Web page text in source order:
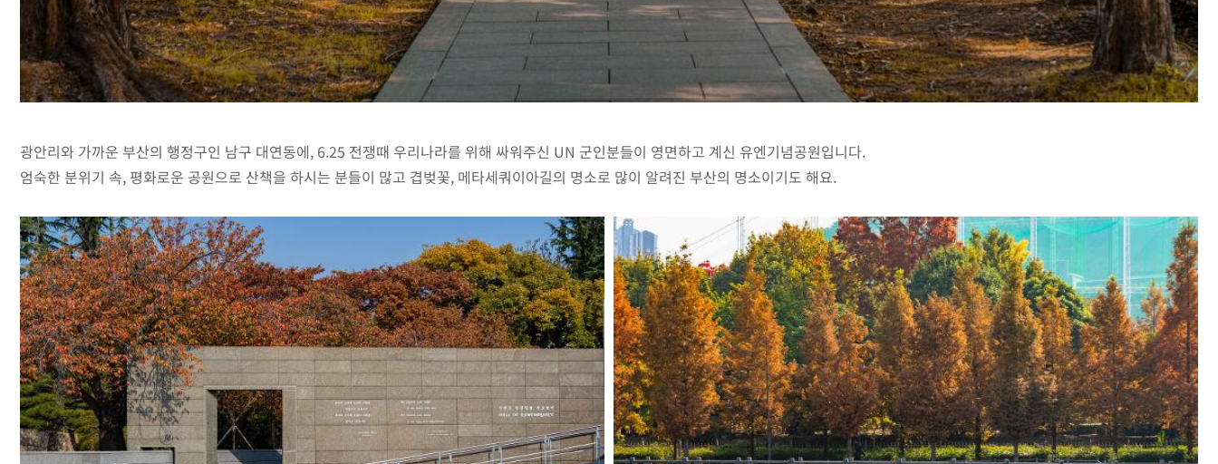
광안리와 가까운 부산의 행정구인 남구 대연동에, 6.25 전쟁때 우리나라를 위해 싸워주신 UN 군인분들이 영면하고 계신 유엔기념공원입니다.
엄숙한 분위기 속, 평화로운 공원으로 산책을 하시는 분들이 많고 겹벚꽃, 메타세쿼이아길의 명소로 많이 알려진 부산의 명소이기도 해요.